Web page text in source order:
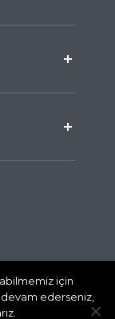
için
ederseniz,